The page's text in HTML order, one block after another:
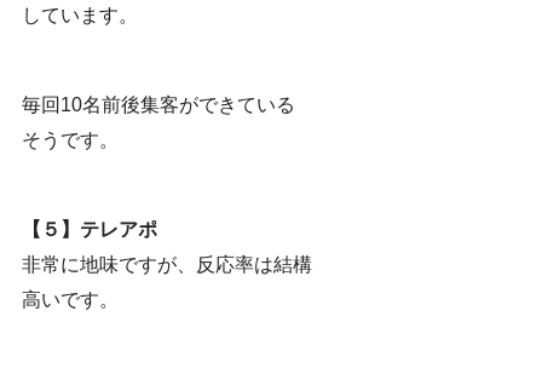
しています。
毎回10名前後集客ができている
そうです。
【５】テレアポ
非常に地味ですが、反応率は結構
高いです。